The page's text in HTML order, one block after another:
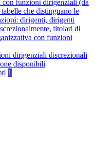
con funzioni dirigenziali (da
che distinguano le
dirigenti, dirigenti
titolari di
con funzioni
dirigenziali discrezionali
disponibili
1